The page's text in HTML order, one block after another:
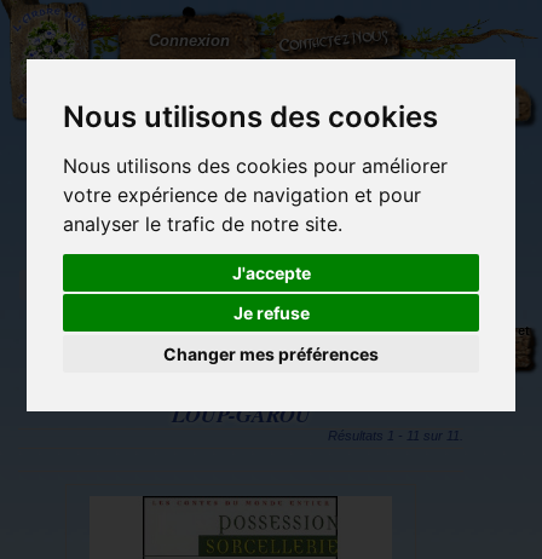
Nous utilisons des cookies
Nous utilisons des cookies pour améliorer
votre expérience de navigation et pour
analyser le trafic de notre site.
J'accepte
Je refuse
Changer mes préférences
L'Arbre
aux
100.000
Connexion Contactez-nous
(vide)
Librairie des
Carterie
originale
Activités
détente et jeux
Objets déco et
LOUP-GAROU
Résultats 1 - 11 sur 11.